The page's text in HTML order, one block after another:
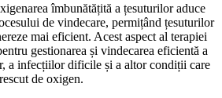
îmbunătățită a țesuturilor aduce
de vindecare, permițând țesuturilor
mai eficient. Acest aspect al terapiei
gestionarea și vindecarea eficientă a
a infecțiilor dificile și a altor condiții care
de oxigen.